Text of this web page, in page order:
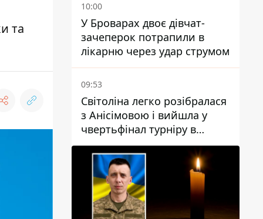
та
10:00
У Броварах двоє дівчат-
зачеперок потрапили в
лікарню через удар струмом
09:53
Світоліна легко розібралася
з Анісімовою і вийшла у
чвертьфінал турніру в
Торонто